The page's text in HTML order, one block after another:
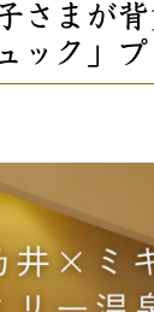
さまが
ック」